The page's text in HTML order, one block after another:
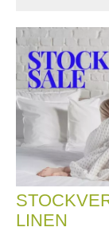
LINEN